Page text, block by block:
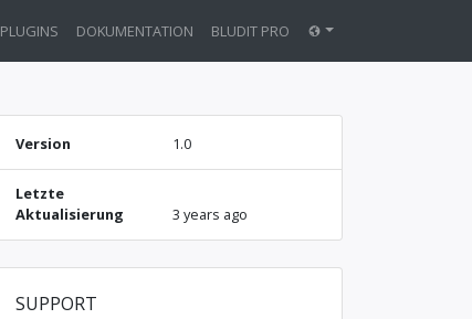
PLUGINS DOKUMENTATION BLUDIT PRO
Version 1.0
Letzte
Aktualisierung
3 years ago
SUPPORT